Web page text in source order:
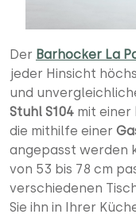
Der Barhocker La
jeder Hinsicht
und
Stuhl S104 mit einer
die mithilfe einer
angepasst werden
von 53 bis 78 cm
verschiedenen
Sie ihn in Ihrer